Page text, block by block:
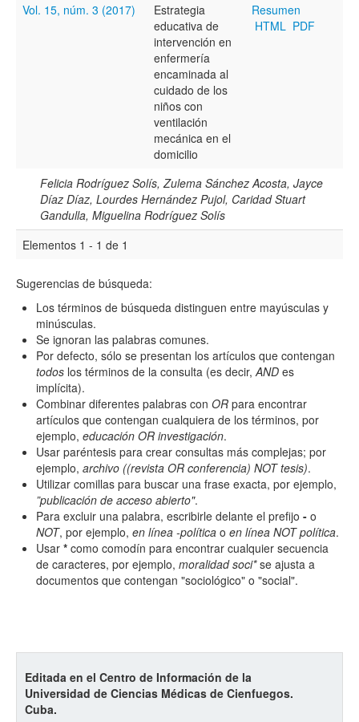
Fecha
De
Hasta
Términos de indexación
Disciplinas
Palabras clave
Vol. 15, núm. 3 (2017)
Estrategia
educativa de
intervención en
enfermería
encaminada al
cuidado de los
niños con
ventilación
mecánica en el
domicilio
Resumen
HTML PDF
Felicia Rodríguez Solís, Zulema Sánchez Acosta, Jayce
Díaz Díaz, Lourdes Hernández Pujol, Caridad Stuart
Gandulla, Miguelina Rodríguez Solís
Elementos 1 - 1 de 1
Sugerencias de búsqueda:
Los términos de búsqueda distinguen entre mayúsculas y
minúsculas.
Se ignoran las palabras comunes.
Por defecto, sólo se presentan los artículos que contengan
todos los términos de la consulta (es decir, AND es
implícita).
Combinar diferentes palabras con OR para encontrar
artículos que contengan cualquiera de los términos, por
ejemplo, educación OR investigación.
Usar paréntesis para crear consultas más complejas; por
ejemplo, archivo ((revista OR conferencia) NOT tesis).
Utilizar comillas para buscar una frase exacta, por ejemplo,
”publicación de acceso abierto".
Para excluir una palabra, escribirle delante el prefijo - o
NOT, por ejemplo, en línea -política o en línea NOT política.
Usar * como comodín para encontrar cualquier secuencia
de caracteres, por ejemplo, moralidad soci*se ajusta a
documentos que contengan "sociológico" o "social".
Editada en el Centro de Información de la
Universidad de Ciencias Médicas de Cienfuegos.
Cuba.